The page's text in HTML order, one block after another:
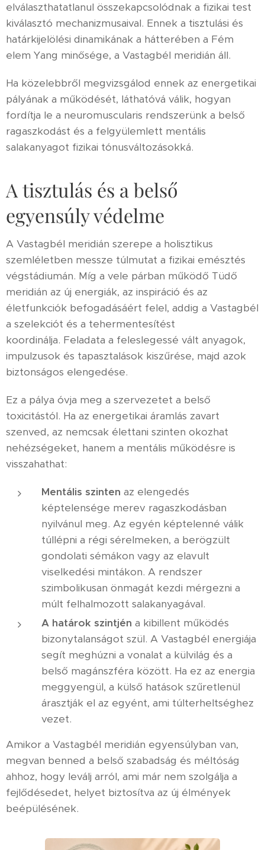
elválaszthatatlanul összekapcsolódnak a fizikai test
kiválasztó mechanizmusaival. Ennek a tisztulási és
határkijelölési dinamikának a hátterében a Fém
elem Yang minősége, a Vastagbél meridián áll.
Ha közelebbről megvizsgálod ennek az energetikai
pályának a működését, láthatóvá válik, hogyan
fordítja le a neuromuscularis rendszerünk a belső
ragaszkodást és a felgyülemlett mentális
salakanyagot fizikai tónusváltozásokká.
A tisztulás és a belső
egyensúly védelme
A Vastagbél meridián szerepe a holisztikus
szemléletben messze túlmutat a fizikai emésztés
végstádiumán. Míg a vele párban működő Tüdő
meridián az új energiák, az inspiráció és az
életfunkciók befogadásáért felel, addig a Vastagbél
a szelekciót és a tehermentesítést
koordinálja. Feladata a feleslegessé vált anyagok,
impulzusok és tapasztalások kiszűrése, majd azok
biztonságos elengedése.
Ez a pálya óvja meg a szervezetet a belső
toxicitástól. Ha az energetikai áramlás zavart
szenved, az nemcsak élettani szinten okozhat
nehézségeket, hanem a mentális működésre is
visszahathat:
Mentális szinten az elengedés
képtelensége merev ragaszkodásban
nyilvánul meg. Az egyén képtelenné válik
túllépni a régi sérelmeken, a berögzült
gondolati sémákon vagy az elavult
viselkedési mintákon. A rendszer
szimbolikusan önmagát kezdi mérgezni a
múlt felhalmozott salakanyagával.
A határok szintjén a kibillent működés
bizonytalanságot szül. A Vastagbél energiája
segít meghúzni a vonalat a külvilág és a
belső magánszféra között. Ha ez az energia
meggyengül, a külső hatások szűretlenül
árasztják el az egyént, ami túlterheltséghez
vezet.
Amikor a Vastagbél meridián egyensúlyban van,
megvan benned a belső szabadság és méltóság
ahhoz, hogy leválj arról, ami már nem szolgálja a
fejlődésedet, helyet biztosítva az új élmények
beépülésének.